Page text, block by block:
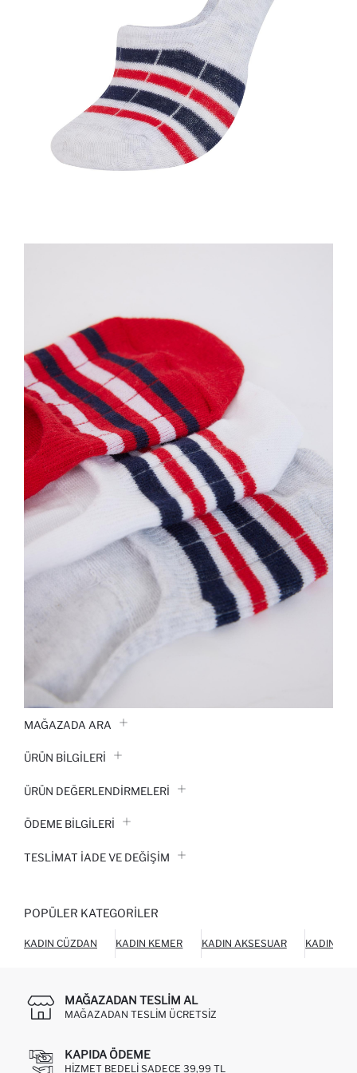
MAĞAZADA ARA
ÜRÜN BILGILERI
ÜRÜN DEĞERLENDİRMELERİ
ÖDEME BİLGİLERİ
TESLIMAT İADE VE DEĞIŞIM
POPÜLER KATEGORILER
KADIN CÜZDAN KADIN KEMER KADIN AKSESUAR KADIN
MAĞAZADAN TESLIM AL
MAĞAZADAN TESLIM ÜCRETSIZ
KAPIDA ÖDEME
HIZMET BEDELI SADECE 39,99 TL